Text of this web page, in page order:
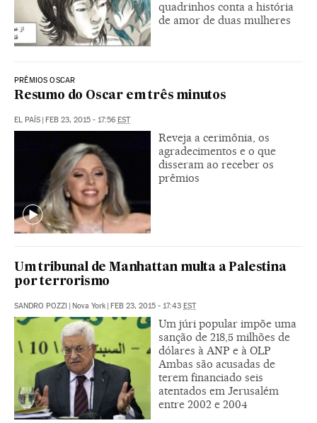
quadrinhos conta a história
de amor de duas mulheres
PRÊMIOS OSCAR
Resumo do Oscar em três minutos
EL PAÍS | FEB 23, 2015 - 17:56 EST
Reveja a cerimônia, os
agradecimentos e o que
disseram ao receber os
prêmios
Um tribunal de Manhattan multa a Palestina
por terrorismo
SANDRO POZZI | Nova York | FEB 23, 2015 - 17:43 EST
Um júri popular impõe uma
sanção de 218,5 milhões de
dólares à ANP e à OLP
Ambas são acusadas de
terem financiado seis
atentados em Jerusalém
entre 2002 e 2004